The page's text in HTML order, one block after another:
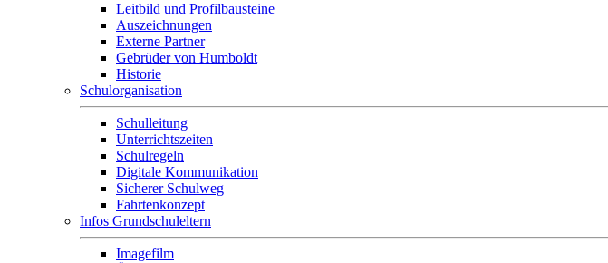
Leitbild und Profilbausteine
Auszeichnungen
Externe Partner
Gebrüder von Humboldt
Historie
Schulorganisation
Schulleitung
Unterrichtszeiten
Schulregeln
Digitale Kommunikation
Sicherer Schulweg
Fahrtenkonzept
Infos Grundschuleltern
Imagefilm